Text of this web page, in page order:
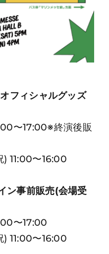
フィシャルグッズ
〜17:00※終演後販
) 11:00〜16:00
ン事前販売(会場受
〜17:00
) 11:00〜16:00